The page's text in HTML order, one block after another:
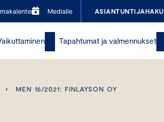
Medialle ASIANTUNTIJAHAKU
Tapahtumat ja valmennukset
› MEN 16/2021: FINLAYSON OY